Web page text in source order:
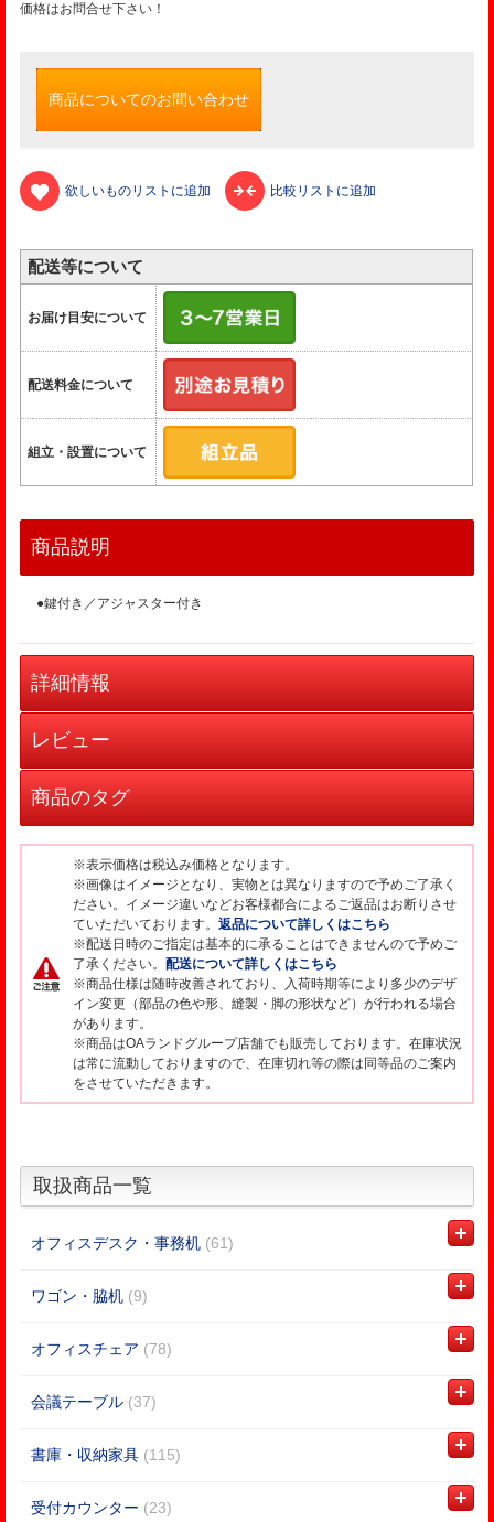
価格はお問合せ下さい！
商品についてのお問い合わせ
欲しいものリストに追加 比較リストに追加
配送等について
お届け目安について
配送料金について
組立・設置について
商品説明
●鍵付き／アジャスター付き
詳細情報
レビュー
商品のタグ
※表示価格は税込み価格となります。
※画像はイメージとなり、実物とは異なりますので予めご了承く
ださい。イメージ違いなどお客様都合によるご返品はお断りさせ
ていただいております。返品について詳しくはこちら
※配送日時のご指定は基本的に承ることはできませんので予めご
了承ください。 配送について詳しくはこちら
※商品仕様は随時改善されており、入荷時期等により多少のデザ
イン変更（部品の色や形、縫製・脚の形状など）が行われる場合
があります。
※商品はOAランドグループ店舗でも販売しております。在庫状況
は常に流動しておりますので、在庫切れ等の際は同等品のご案内
をさせていただきます。
取扱商品一覧
オフィスデスク・事務机 (61)
ワゴン・脇机 (9)
オフィスチェア (78)
会議テーブル (37)
書庫・収納家具 (115)
受付カウンター (23)